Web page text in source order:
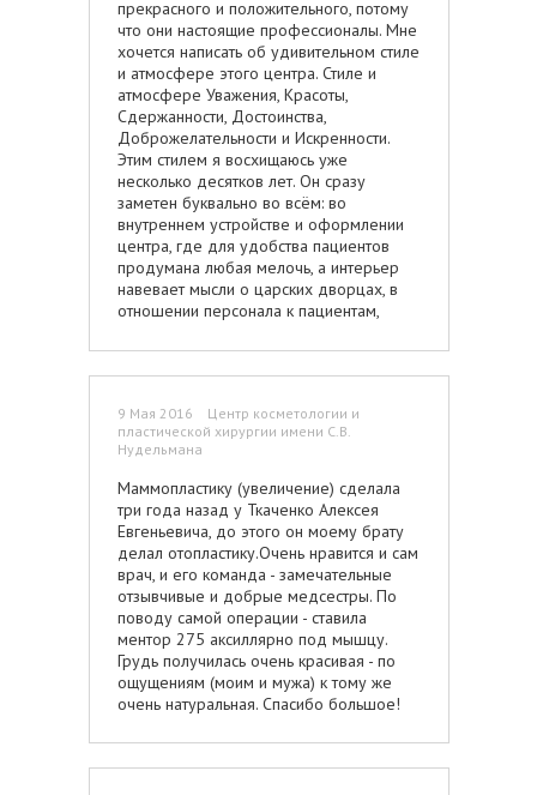
прекрасного и положительного, потому
что они настоящие профессионалы. Мне
хочется написать об удивительном стиле
и атмосфере этого центра. Стиле и
атмосфере Уважения, Красоты,
Сдержанности, Достоинства,
Доброжелательности и Искренности.
Этим стилем я восхищаюсь уже
несколько десятков лет. Он сразу
заметен буквально во всём: во
внутреннем устройстве и оформлении
центра, где для удобства пациентов
продумана любая мелочь, а интерьер
навевает мысли о царских дворцах, в
отношении персонала к пациентам,
заканчивая руководством клиники, в
искренней заинтересованности врачей и
радости пациентов от того, что их мечта
сбылась,а проблема решилась. Попадая
сюда, начинаешь физически ощущать,
что о тебе заботятся, что тебе искренне
хотят помочь, что ты важен и
небезразличен людям, которые здесь
работают. Здесь никогда не услышишь
не то, чтобы грубого слова, но и просто
слова, сказанного недовольным или не
совсем доброжелательным тоном. Ни от
кого. Ни от кого не услышишь
замечания, даже если ты опоздал на
процедуру или сделал что-то
неправильно. Чувство удивительного
такта присуще всем сотрудникам Центра
косметологии. Кажется чудом, но это
действительно так. Охранники здесь для
9 Мая 2016 Центр косметологии и
пластической хирургии имени С.В.
Нудельмана
Маммопластику (увеличение) сделала
три года назад у Ткаченко Алексея
Евгеньевича, до этого он моему брату
делал отопластику.Очень нравится и сам
врач, и его команда - замечательные
отзывчивые и добрые медсестры. По
поводу самой операции - ставила
ментор 275 аксиллярно под мышцу.
Грудь получилась очень красивая - по
ощущениям (моим и мужа) к тому же
очень натуральная. Спасибо большое!